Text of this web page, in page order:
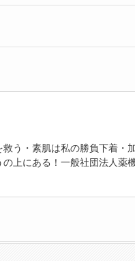
救う・素肌は私の勝負下着・
の上にある！一般社団法人薬